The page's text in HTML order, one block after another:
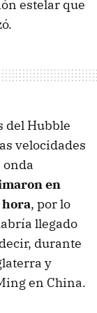
estelar que
del Hubble
velocidades
onda
en
, por lo
llegado
durante
y
en China.